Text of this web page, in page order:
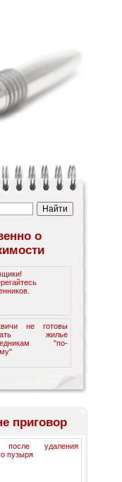
о
не готовы
жилье
"по-
приговор
после удаления
пузыря